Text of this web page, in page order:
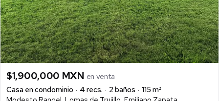
$1,900,000 MXN en venta
Casa en condominio
4 recs. 2 baños
115 m²